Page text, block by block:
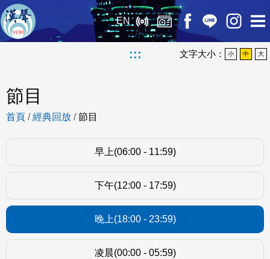
EN
::: 文字大小： 小 中 大
節目
首頁 /經典回放 /節目
早上(06:00 - 11:59)
下午(12:00 - 17:59)
晚上(18:00 - 23:59)
凌晨(00:00 - 05:59)